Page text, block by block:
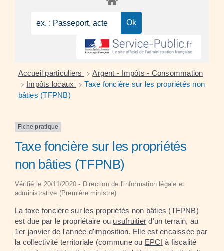
Accueil particuliers > Argent - Impôts - Consommation
> Impôts locaux > Taxe foncière sur les propriétés non
bâties (TFPNB)
Fiche pratique
Taxe foncière sur les propriétés
non bâties (TFPNB)
Vérifié le 20/11/2020 - Direction de l'information légale et
administrative (Première ministre)
La taxe foncière sur les propriétés non bâties (TFPNB)
est due par le propriétaire ou usufruitier d'un terrain, au
1er janvier de l'année d'imposition. Elle est encaissée par
la collectivité territoriale (commune ou EPCI à fiscalité